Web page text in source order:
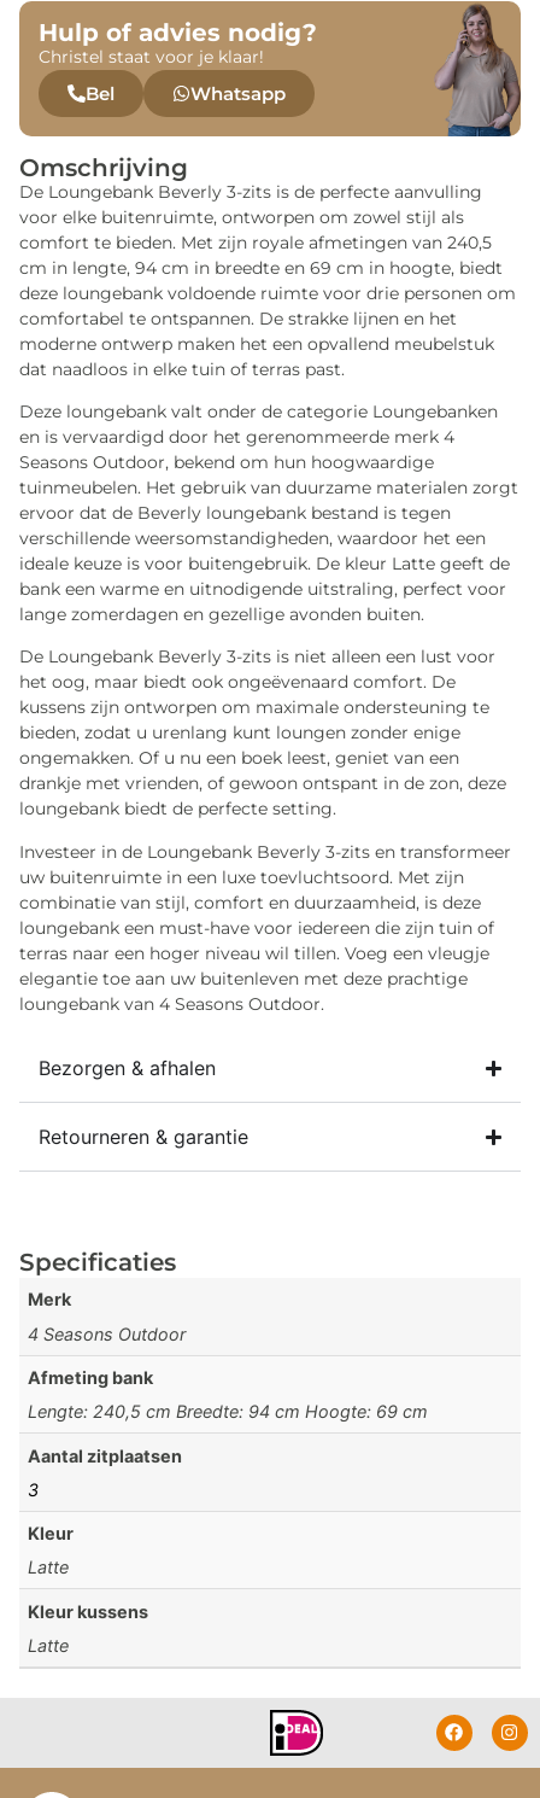
Hulp of advies nodig?
Christel staat voor je klaar!
Bel Whatsapp
Omschrijving
De Loungebank Beverly 3-zits is de perfecte aanvulling
voor elke buitenruimte, ontworpen om zowel stijl als
comfort te bieden. Met zijn royale afmetingen van 240,5
cm in lengte, 94 cm in breedte en 69 cm in hoogte, biedt
deze loungebank voldoende ruimte voor drie personen om
comfortabel te ontspannen. De strakke lijnen en het
moderne ontwerp maken het een opvallend meubelstuk
dat naadloos in elke tuin of terras past.
Deze loungebank valt onder de categorie Loungebanken
en is vervaardigd door het gerenommeerde merk 4
Seasons Outdoor, bekend om hun hoogwaardige
tuinmeubelen. Het gebruik van duurzame materialen zorgt
ervoor dat de Beverly loungebank bestand is tegen
verschillende weersomstandigheden, waardoor het een
ideale keuze is voor buitengebruik. De kleur Latte geeft de
bank een warme en uitnodigende uitstraling, perfect voor
lange zomerdagen en gezellige avonden buiten.
De Loungebank Beverly 3-zits is niet alleen een lust voor
het oog, maar biedt ook ongeëvenaard comfort. De
kussens zijn ontworpen om maximale ondersteuning te
bieden, zodat u urenlang kunt loungen zonder enige
ongemakken. Of u nu een boek leest, geniet van een
drankje met vrienden, of gewoon ontspant in de zon, deze
loungebank biedt de perfecte setting.
Investeer in de Loungebank Beverly 3-zits en transformeer
uw buitenruimte in een luxe toevluchtsoord. Met zijn
combinatie van stijl, comfort en duurzaamheid, is deze
loungebank een must-have voor iedereen die zijn tuin of
terras naar een hoger niveau wil tillen. Voeg een vleugje
elegantie toe aan uw buitenleven met deze prachtige
loungebank van 4 Seasons Outdoor.
Bezorgen & afhalen
Retourneren & garantie
Specificaties
Merk
4 Seasons Outdoor
Afmeting bank
Lengte: 240,5 cm Breedte: 94 cm Hoogte: 69 cm
Aantal zitplaatsen
3
Kleur
Latte
Kleur kussens
Latte